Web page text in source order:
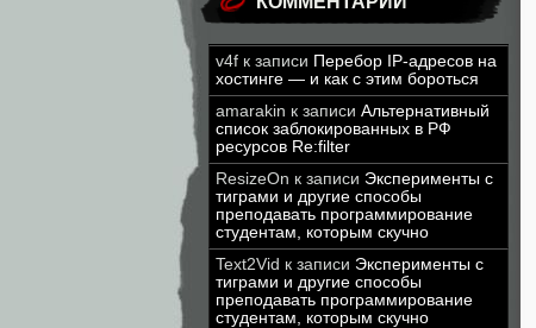
v4f к записи Перебор IP-адресов на
хостинге — и как с этим бороться
amarakin к записи Альтернативный
список заблокированных в РФ
ресурсов Re:filter
ResizeOn к записи Эксперименты с
тиграми и другие способы
преподавать программирование
студентам, которым скучно
Text2Vid к записи Эксперименты с
тиграми и другие способы
преподавать программирование
студентам, которым скучно